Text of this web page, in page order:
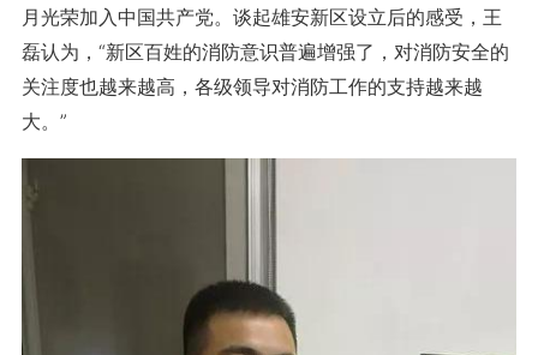
月光荣加入中国共产党。谈起雄安新区设立后的感受，王
磊认为，“新区百姓的消防意识普遍增强了，对消防安全的
关注度也越来越高，各级领导对消防工作的支持越来越
大。”